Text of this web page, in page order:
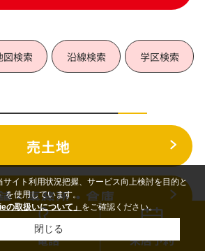
図検索 沿線検索 学区検索
売土地
・事務所・倉庫
収益物件
電話 来店予約
サイト利用状況把握、サービス向上検討を目的と
を使用しています。
の取扱いについて」 をご確認ください。
閉じる